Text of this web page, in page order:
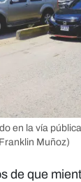
en la vía
Muñoz)
de que